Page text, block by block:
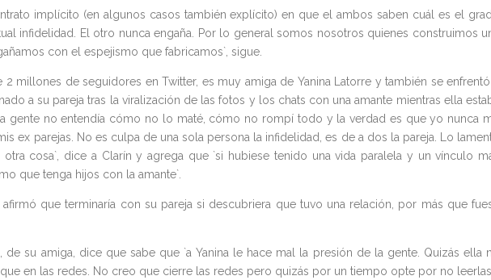
implícito (en algunos casos también explícito) en que el ambos saben cuál es el
infidelidad. El otro nunca engaña. Por lo general somos nosotros quienes construimos
con el espejismo que fabricamos`, sigue.
2 millones de seguidores en Twitter, es muy amiga de Yanina Latorre y también se
a su pareja tras la viralización de las fotos y los chats con una amante mientras ella
gente no entendía cómo no lo maté, cómo no rompí todo y la verdad es que yo nunca
ex parejas. No es culpa de una sola persona la infidelidad, es de a dos la pareja. Lo
cosa`, dice a Clarín y agrega que `si hubiese tenido una vida paralela y un vínculo
que tenga hijos con la amante`.
que terminaría con su pareja si descubriera que tuvo una relación, por más que
de su amiga, dice que sabe que `a Yanina le hace mal la presión de la gente. Quizás ella
en las redes. No creo que cierre las redes pero quizás por un tiempo opte por no